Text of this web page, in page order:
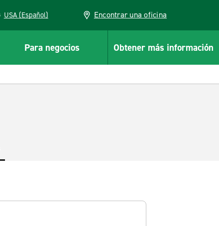
USA (Español) Encontrar una oficina
Para negocios Obtener más información